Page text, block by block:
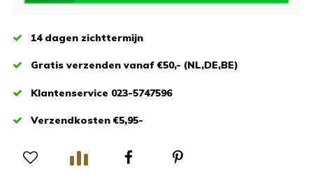
14 dagen zichttermijn
Gratis verzenden vanaf €50,- (NL,DE,BE)
Klantenservice 023-5747596
Verzendkosten €5,95-